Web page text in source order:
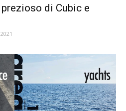
di Cubic e